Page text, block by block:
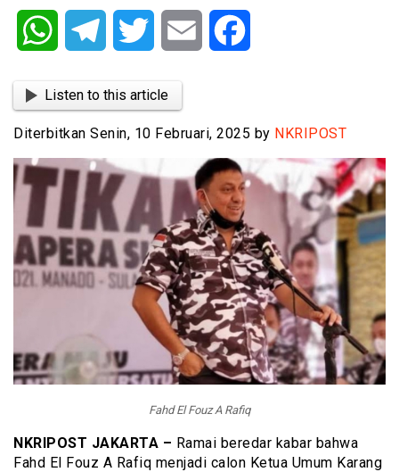
WhatsAppTelegram Twitter Email
Listen to this article
Diterbitkan Senin, 10 Februari, 2025 by NKRIPOST
Fahd El Fouz A Rafiq
NKRIPOST JAKARTA – Ramai beredar kabar bahwa
Fahd El Fouz A Rafiq menjadi calon Ketua Umum Karang